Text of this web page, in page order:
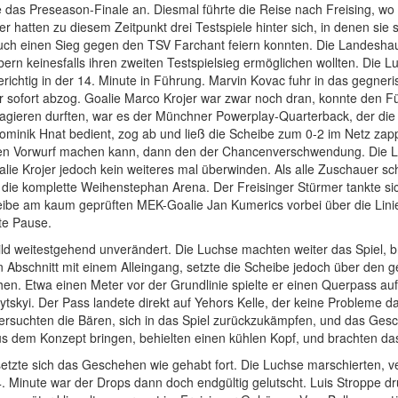
Preseason-Finale an. Diesmal führte die Reise nach Freising,
hatten zu diesem Zeitpunkt drei Testspiele hinter sich, in denen sie
einen Sieg gegen den TSV Farchant feiern konnten. Die
keinesfalls ihren zweiten Testspielsieg ermöglichen wollten. Die
in der 14. Minute in Führung. Marvin Kovac fuhr in das
abzog. Goalie Marco Krojer war zwar noch dran, konnte den
durften, war es der Münchner Powerplay-Quarterback, der
Hnat bedient, zog ab und ließ die Scheibe zum 0-2 im Netz
Vorwurf machen kann, dann den der Chancenverschwendung. Die
Krojer jedoch kein weiteres mal überwinden. Als alle Zuschauer
komplette Weihenstephan Arena. Der Freisinger Stürmer tankte
am kaum geprüften MEK-Goalie Jan Kumerics vorbei über die
Pause.
weitestgehend unverändert. Die Luchse machten weiter das Spiel,
mit einem Alleingang, setzte die Scheibe jedoch über den
Etwa einen Meter vor der Grundlinie spielte er einen Querpass
Der Pass landete direkt auf Yehors Kelle, der keine Probleme
die Bären, sich in das Spiel zurückzukämpfen, und das
dem Konzept bringen, behielten einen kühlen Kopf, und brachten
sich das Geschehen wie gehabt fort. Die Luchse marschierten,
Minute war der Drops dann doch endgültig gelutscht. Luis Stroppe